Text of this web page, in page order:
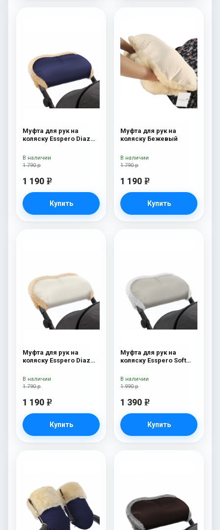
Муфта для рук на
коляску Esspero Diaz
Navy
1 790 р
1 190 e
Купить
В наличии
Муфта для рук на
коляску Бежевый
1 790 р
1 190 e
Купить
В наличии
Муфта для рук на
коляску Esspero Diaz
Beige
1 790 р
1 190 e
Купить
В наличии
Муфта для рук на
коляску Esspero Soft
1 990 р
1 390 e
Купить
В наличии